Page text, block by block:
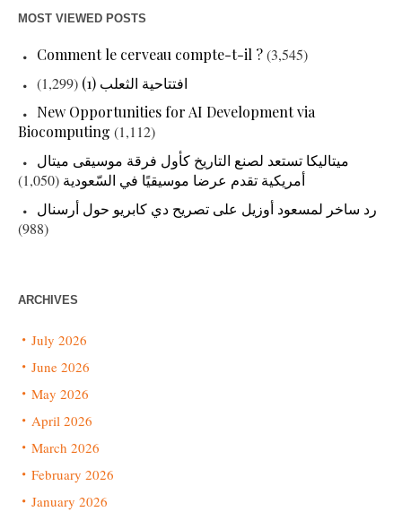
MOST VIEWED POSTS
Comment le cerveau compte-t-il ?(3,545)
افتتاحية الثعلب (1)
(1,299)
New Opportunities for AI Development via
Biocomputing (1,112)
ميتاليكا تستعد لصنع التاريخ كأول فرقة موسيقى ميتال
أمريكية تقدم عرضا موسيقيًا في السّعودية (1,050)
رد ساخر لمسعود أوزيل على تصريح دي كابريو حول أرسنال
(988)
ARCHIVES
July 2026
June 2026
May 2026
April 2026
March 2026
February 2026
January 2026